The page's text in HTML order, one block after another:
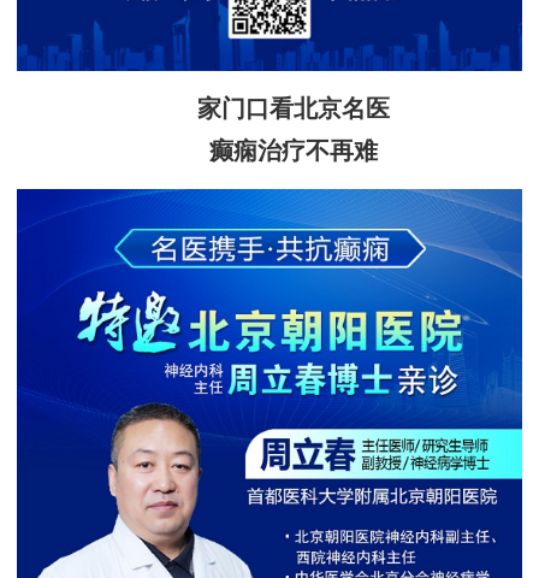
家门口看北京名医
癫痫治疗不再难